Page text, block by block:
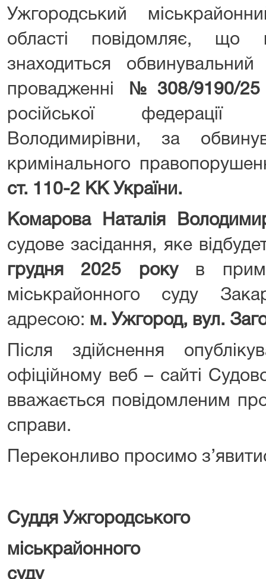
Ужгородський
області повідомляє, що
знаходиться
провадженні
№308/9190/25
російської федерації
Володимирівни, за
кримінального
ст. 110-2 КК України.
Комарова Наталія
судове засідання, яке
грудня 2025 рокув
міськрайонного суду
адресою: м. Ужгород, вул.
Після здійснення
офіційному веб – сайті
вважається повідомленим
справи.
Переконливо просимо
Суддя Ужгородського
міськрайонного
суду